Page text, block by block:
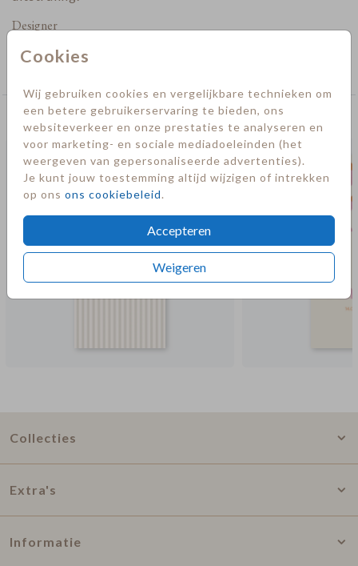
Cookies
Wij gebruiken cookies en vergelijkbare technieken om
een betere gebruikerservaring te bieden, ons
websiteverkeer en onze prestaties te analyseren en
voor marketing- en sociale mediadoeleinden (het
weergeven van gepersonaliseerde advertenties).
Je kunt jouw toestemming altijd wijzigen of intrekken
op ons ons cookiebeleid.
Accepteren
Weigeren
Designer
Collectie
Deze kaarten vind je misschien ook leuk
Collecties
Extra's
Informatie